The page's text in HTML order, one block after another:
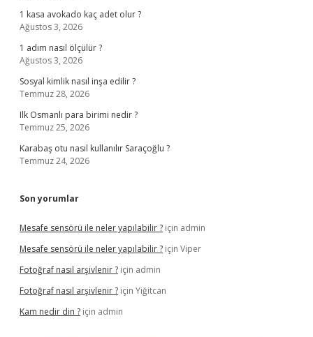
1 kasa avokado kaç adet olur ?
Ağustos 3, 2026
1 adım nasıl ölçülür ?
Ağustos 3, 2026
Sosyal kimlik nasıl inşa edilir ?
Temmuz 28, 2026
Ilk Osmanlı para birimi nedir ?
Temmuz 25, 2026
Karabaş otu nasıl kullanılır Saraçoğlu ?
Temmuz 24, 2026
Son yorumlar
Mesafe sensörü ile neler yapılabilir ? için admin
Mesafe sensörü ile neler yapılabilir ? için Viper
Fotoğraf nasıl arşivlenir ? için admin
Fotoğraf nasıl arşivlenir ? için Yiğitcan
Kam nedir din ? için admin